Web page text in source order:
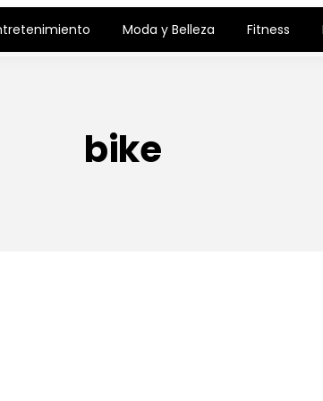
Moda y Belleza Fitness
bike